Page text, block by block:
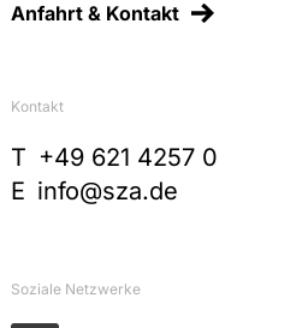
Anfahrt & Kontakt
Kontakt
T +49 621 4257 0
E info@sza.de
Soziale Netzwerke